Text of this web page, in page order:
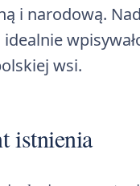
i narodową.
wsi.
istnienia